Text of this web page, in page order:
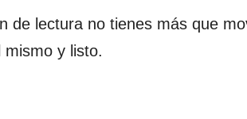
de lectura no tienes más que
y listo.